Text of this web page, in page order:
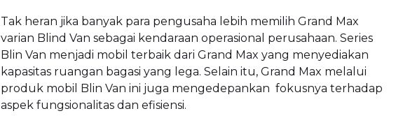
Tak heran jika banyak para pengusaha lebih memilih Grand Max
varian Blind Van sebagai kendaraan operasional perusahaan. Series
Blin Van menjadi mobil terbaik dari Grand Max yang menyediakan
kapasitas ruangan bagasi yang lega. Selain itu, Grand Max melalui
produk mobil Blin Van ini juga mengedepankan fokusnya terhadap
aspek fungsionalitas dan efisiensi.